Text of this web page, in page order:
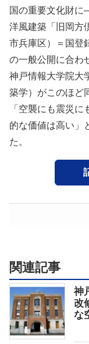
国の重要文化財
洋風建築「旧岡方
市兵庫区）＝国登
の一般公開に合わ
神戸情報大学院大
築学）がこのほど
「空襲にも震災
的な価値は高い」
た。
関連記事
神
改
な